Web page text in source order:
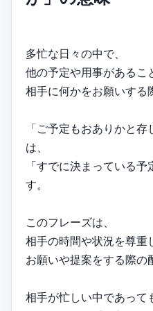
多忙な日々の中で、
他の予定や用事があるこ
相手に何かをお願いする
「ご予定もおありかと
は、
「すでに決まっている
す。
このフレーズは、
相手の時間や状況を尊重
お願いや提案をする際の
相手が忙しい中であって